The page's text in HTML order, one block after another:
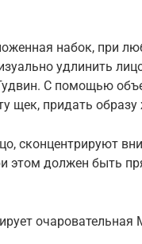
набок, при
удлинить
С помощью
щек, придать образу
сконцентрируют
этом должен быть
очаровательная